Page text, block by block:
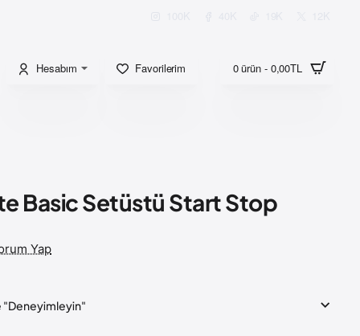
Hesabım Favorilerim 0 ürün - 0,00TL
Basic Setüstü Start Stop
"Deneyimleyin"
Yap